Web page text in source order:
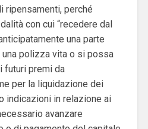
ripensamenti, perché
con cui “recedere dal
una parte
polizza vita o si possa
futuri premi da
per la liquidazione dei
indicazioni in relazione ai
avanzare